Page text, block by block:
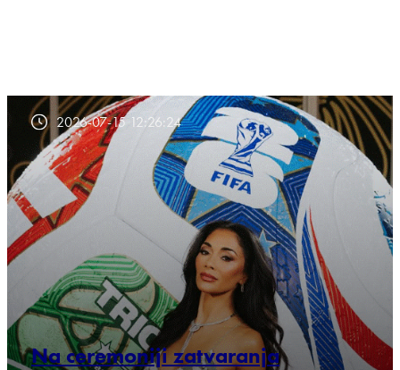
2026-07-15 12:26:24
Na ceremoniji zatvaranja